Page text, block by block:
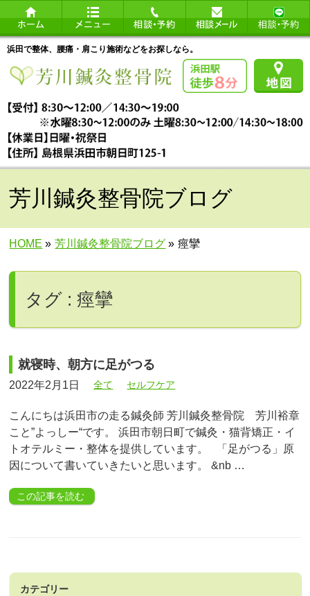
浜田で整体、腰痛・肩こり施術などをお探しなら。
芳川鍼灸整骨院ブログ
HOME » 芳川鍼灸整骨院ブログ » 痙攣
タグ : 痙攣
就寝時、朝方に足がつる
2022年2月1日 全て セルフケア
こんにちは浜田市の走る鍼灸師 芳川鍼灸整骨院 芳川裕章
こと”よっしー“です。 浜田市朝日町で鍼灸・猫背矯正・イ
トオテルミー・整体を提供しています。 「足がつる」原
因について書いていきたいと思います。 &nb …
この記事を読む
カテゴリー